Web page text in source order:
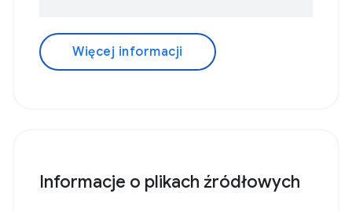
Więcej informacji
Informacje o plikach źródłowych